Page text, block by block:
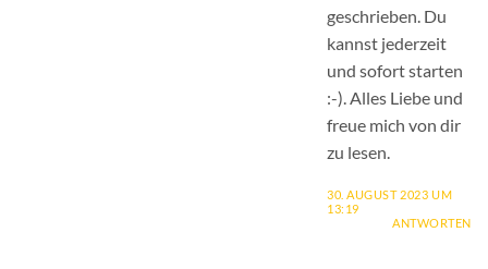
geschrieben. Du
kannst jederzeit
und sofort starten
:-). Alles Liebe und
freue mich von dir
zu lesen.
30. AUGUST 2023 UM
13:19
ANTWORTEN